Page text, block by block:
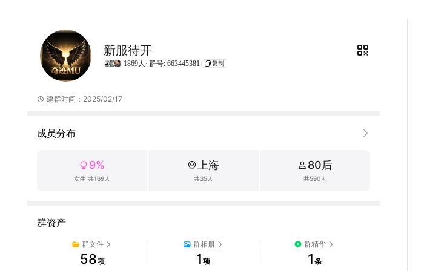
新服待开
1869人· 群号: 663445381 复制
建群时间：2025/02/17
成员分布
9%
女生 共169人
上海
共35人
80后
共590人
群资产
群文件
58项
群相册
1 项
群精华
1 条